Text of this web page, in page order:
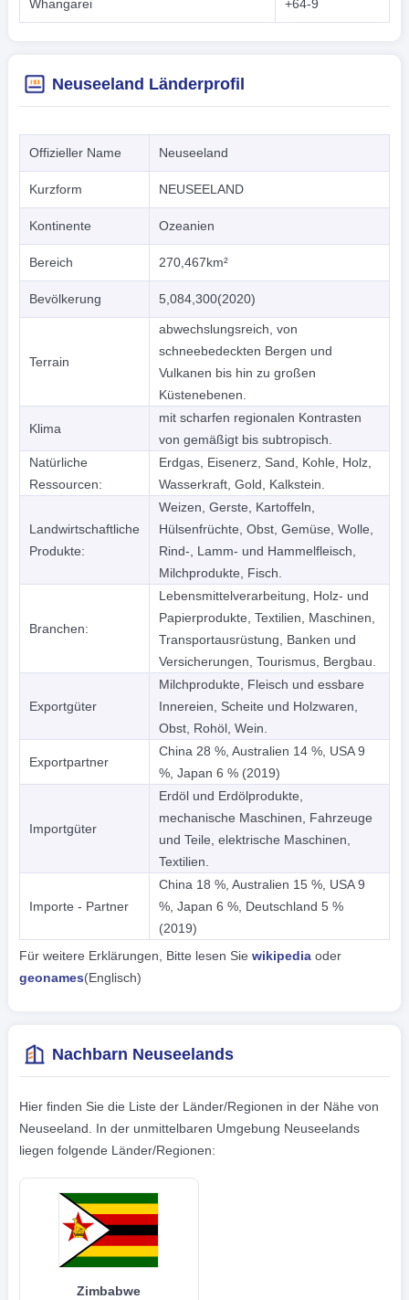
Whangarei +64-9
Neuseeland Länderprofil
Offizieller Name Neuseeland
Kurzform NEUSEELAND
Kontinente Ozeanien
Bereich 270,467km²
Bevölkerung 5,084,300(2020)
Terrain
abwechslungsreich, von
schneebedeckten Bergen und
Vulkanen bis hin zu großen
Küstenebenen.
Klima
mit scharfen regionalen Kontrasten
von gemäßigt bis subtropisch.
Natürliche
Ressourcen:
Erdgas, Eisenerz, Sand, Kohle, Holz,
Wasserkraft, Gold, Kalkstein.
Landwirtschaftliche
Produkte:
Weizen, Gerste, Kartoffeln,
Hülsenfrüchte, Obst, Gemüse, Wolle,
Rind-, Lamm- und Hammelfleisch,
Milchprodukte, Fisch.
Branchen:
Lebensmittelverarbeitung, Holz- und
Papierprodukte, Textilien, Maschinen,
Transportausrüstung, Banken und
Versicherungen, Tourismus, Bergbau.
Exportgüter
Milchprodukte, Fleisch und essbare
Innereien, Scheite und Holzwaren,
Obst, Rohöl, Wein.
Exportpartner
China 28 %, Australien 14 %, USA 9
%, Japan 6 % (2019)
Importgüter
Erdöl und Erdölprodukte,
mechanische Maschinen, Fahrzeuge
und Teile, elektrische Maschinen,
Textilien.
Importe - Partner
China 18 %, Australien 15 %, USA 9
%, Japan 6 %, Deutschland 5 %
(2019)
Für weitere Erklärungen, Bitte lesen Sie wikipediaoder
geonames(Englisch)
Nachbarn Neuseelands
Hier finden Sie die Liste der Länder/Regionen in der Nähe von
Neuseeland. In der unmittelbaren Umgebung Neuseelands
liegen folgende Länder/Regionen:
Zimbabwe